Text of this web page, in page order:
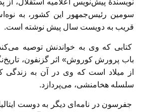
نویسندهٔ پیش‌نویس اعلامیه استقلال، از
سومین رئیس‌جمهور این کشور، به
قریب به دویست سال پیش نوشته است.
کتابی که وی به خواندنش توصیه
از میلاد است که وی در آن به زندگی
سلسله هخامنشی، می‌پردازد.
جفرسون در نامه‌ای دیگر به دوست